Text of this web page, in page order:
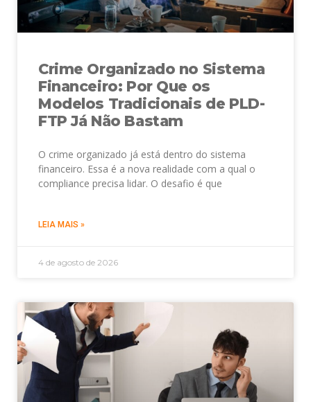
Crime Organizado no Sistema
Financeiro: Por Que os
Modelos Tradicionais de PLD-
FTP Já Não Bastam
O crime organizado já está dentro do sistema
financeiro. Essa é a nova realidade com a qual o
compliance precisa lidar. O desafio é que
LEIA MAIS »
4 de agosto de 2026